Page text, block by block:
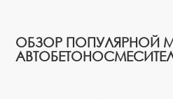
ОБЗОР ПОПУЛЯРНОЙ